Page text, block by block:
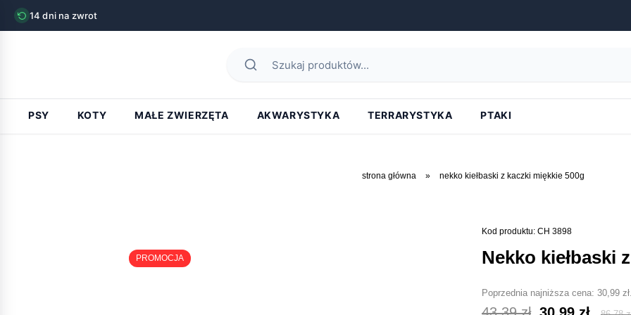
14 dni na zwrot
PSY KOTY MAŁE ZWIERZĘTA AKWARYSTYKA TERRARYSTYKA PTAKI
strona główna » nekko kiełbaski z kaczki miękkie 500g
PROMOCJA
Kod produktu: CH 3898
nekko kiełbaski
Poprzednia najniższa cena: 30,99 zł.
Pierwotna